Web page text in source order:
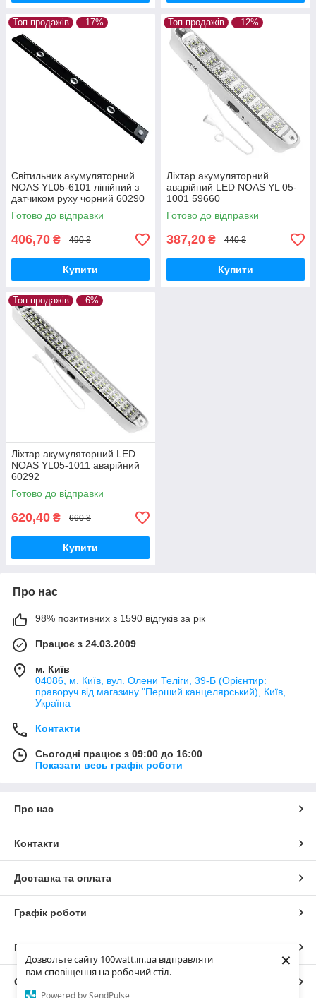
Дозвольте сайту 100watt.in.ua відправляти
вам сповіщення на робочий стіл.
Powered by SendPulse
×
Топ продажів –17%
Світильник акумуляторний
NOAS YL05-6101 лінійний з
датчиком руху чорний 60290
Готово до відправки
406,70 ₴ 490 ₴
Купити
Топ продажів –12%
Ліхтар акумуляторний
аварійний LED NOAS YL 05-
1001 59660
Готово до відправки
387,20 ₴ 440 ₴
Купити
Топ продажів –6%
Ліхтар акумуляторний LED
NOAS YL05-1011 аварійний
60292
Готово до відправки
620,40 ₴ 660 ₴
Купити
Про нас
98% позитивних з 1590 відгуків за рік
Працює з 24.03.2009
м. Київ
04086, м. Київ, вул. Олени Теліги, 39-Б (Орієнтир:
праворуч від магазину "Перший канцелярський), Київ,
Україна
Контакти
Сьогодні працює з 09:00 до 16:00
Показати весь графік роботи
Про нас
Контакти
Доставка та оплата
Графік роботи
Повна версія сайту
Сайт створено на маркетплейсі